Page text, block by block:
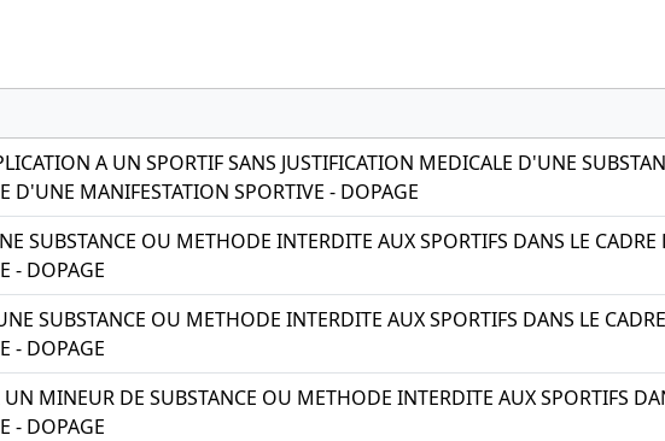
A UN SPORTIF SANS JUSTIFICATION MEDICALE D'UNE
D'UNE MANIFESTATION SPORTIVE - DOPAGE
SUBSTANCE OU METHODE INTERDITE AUX SPORTIFS DANS LE CADRE
- DOPAGE
SUBSTANCE OU METHODE INTERDITE AUX SPORTIFS DANS LE
- DOPAGE
MINEUR DE SUBSTANCE OU METHODE INTERDITE AUX SPORTIFS
- DOPAGE